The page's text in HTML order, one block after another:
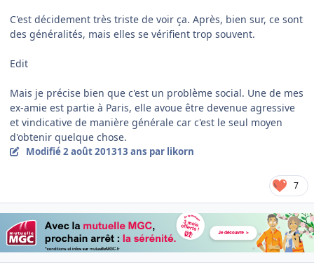
C'est décidement très triste de voir ça. Après, bien sur, ce sont
des généralités, mais elles se vérifient trop souvent.
Edit
Mais je précise bien que c'est un problème social. Une de mes
ex-amie est partie à Paris, elle avoue être devenue agressive
et vindicative de manière générale car c'est le seul moyen
d'obtenir quelque chose.
Modifié2 août 201313 ans par likorn
7